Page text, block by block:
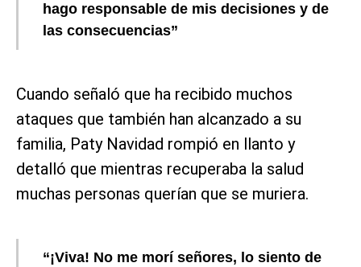
hago responsable de mis decisiones y de
las consecuencias”
Cuando señaló que ha recibido muchos
ataques que también han alcanzado a su
familia, Paty Navidad rompió en llanto y
detalló que mientras recuperaba la salud
muchas personas querían que se muriera.
“¡Viva! No me morí señores, lo siento de